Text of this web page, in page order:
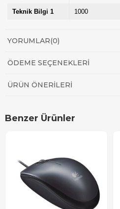
Teknik Bilgi 1 1000
YORUMLAR(0)
ÖDEME SEÇENEKLERI
ÜRÜN ÖNERILERI
Benzer Ürünler